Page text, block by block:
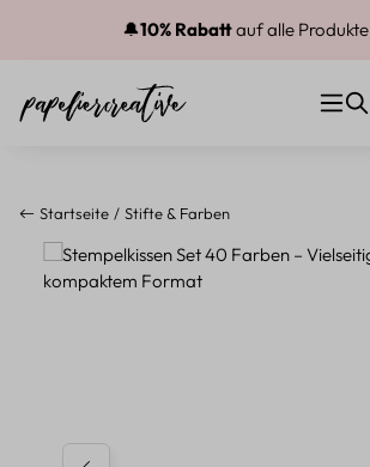
Zum Hauptinhalt springen
🔔10% Rabattauf alle Produkte
Startseite Stifte & Farben
Bildergalerie überspringen